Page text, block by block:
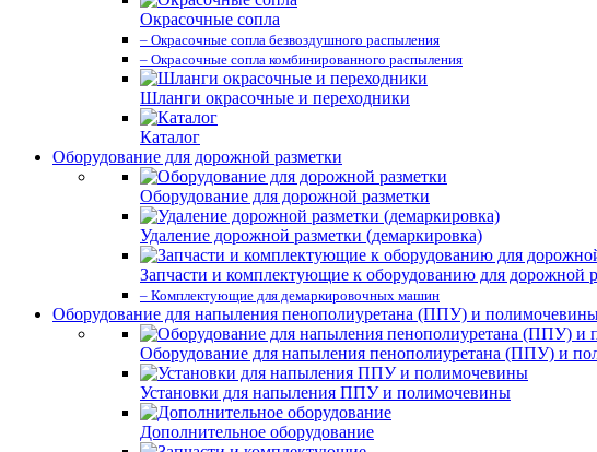
Окрасочные сопла
– Окрасочные сопла безвоздушного распыления
– Окрасочные сопла комбинированного распыления
Шланги окрасочные и переходники
Каталог
Оборудование для дорожной разметки
Оборудование для дорожной разметки
Удаление дорожной разметки (демаркировка)
Запчасти и комплектующие к оборудованию для дорожной
– Комплектующие для демаркировочных машин
Оборудование для напыления пенополиуретана (ППУ) и
Оборудование для напыления пенополиуретана (ППУ) и
Установки для напыления ППУ и полимочевины
Дополнительное оборудование